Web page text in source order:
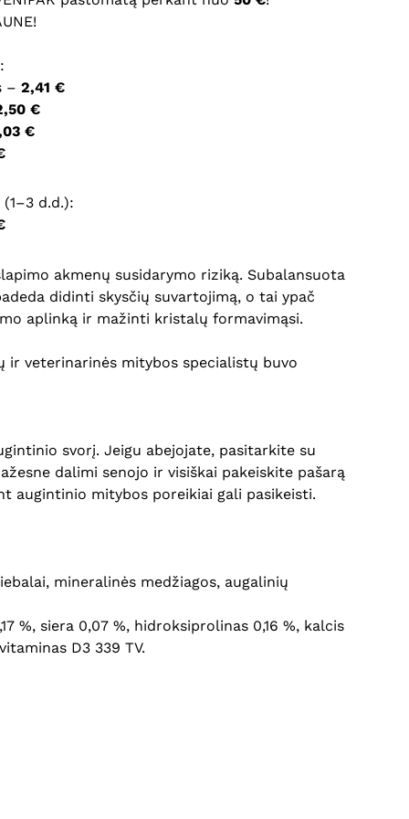
– 2,41 €
€
€
d.d.):
akmenų susidarymo riziką. Subalansuota
didinti skysčių suvartojimą, o tai ypač
aplinką ir mažinti kristalų formavimąsi.
ir veterinarinės mitybos specialistų buvo
svorį. Jeigu abejojate, pasitarkite su
dalimi senojo ir visiškai pakeiskite pašarą
augintinio mitybos poreikiai gali pasikeisti.
mineralinės medžiagos, augalinių
%, siera 0,07 %, hidroksiprolinas 0,16 %, kalcis
D3 339 TV.
iš naujo, kai kitą kartą vėl norėsiu parašyti